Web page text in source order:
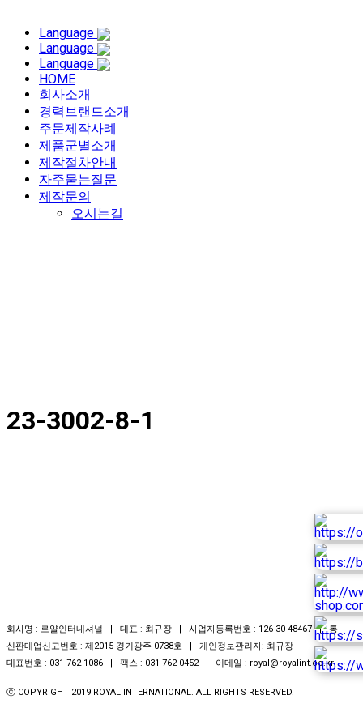
Language
Language
Language
HOME
회사소개
경력브랜드소개
주문제작사례
제품군별소개
제작절차안내
자주묻는질문
제작문의
오시는길
23-3002-8-1
회사명 : 로얄인터내셔널 | 대표 : 최규장 | 사업자등록번호 : 126-30-48467 | 통
신판매업신고번호 : 제2015-경기광주-0738호 | 개인정보관리자: 최규장
대표번호 : 031-762-1086 | 팩스 : 031-762-0452 | 이메일 : royal@royalint.co.kr
ⓒ COPYRIGHT 2019 ROYAL INTERNATIONAL. ALL RIGHTS RESERVED.